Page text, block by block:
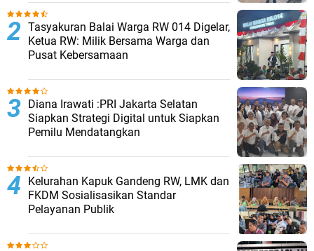
Tasyakuran Balai Warga RW 014 Digelar,
Ketua RW: Milik Bersama Warga dan
Pusat Kebersamaan
Diana Irawati :PRI Jakarta Selatan
Siapkan Strategi Digital untuk Siapkan
Pemilu Mendatangkan
Kelurahan Kapuk Gandeng RW, LMK dan
FKDM Sosialisasikan Standar
Pelayanan Publik